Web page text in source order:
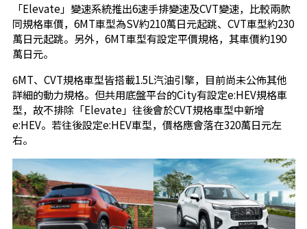
「Elevate」變速系統推出6速手排變速及CVT變速，比較兩款
同規格車價，6MT車型為SV約210萬日元起跳、CVT車型約230
萬日元起跳。另外，6MT車型有設定平價規格，其車價約190
萬日元。
6MT、CVT規格車型皆搭載1.5L汽油引擎，目前尚未公佈其他
詳細的動力規格。但共用底盤平台的City有設定e:HEV規格車
型，故不排除「Elevate」往後會於CVT規格車型中新增
e:HEV。若往後設定e:HEV車型，價格應會落在320萬日元左
右。